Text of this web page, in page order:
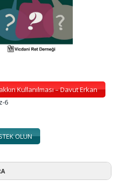
Kullanılması – Davut Erkan
OLUN